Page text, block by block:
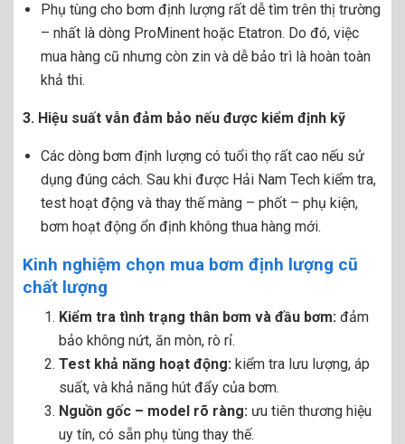
Phụ tùng cho bơm định lượng rất dễ tìm trên thị trường
– nhất là dòng ProMinent hoặc Etatron. Do đó, việc
mua hàng cũ nhưng còn zin và dễ bảo trì là hoàn toàn
khả thi.
3. Hiệu suất vẫn đảm bảo nếu được kiểm định kỹ
Các dòng bơm định lượng có tuổi thọ rất cao nếu sử
dụng đúng cách. Sau khi được Hải Nam Tech kiểm tra,
test hoạt động và thay thế màng – phốt – phụ kiện,
bơm hoạt động ổn định không thua hàng mới.
Kinh nghiệm chọn mua bơm định lượng cũ
chất lượng
Kiểm tra tình trạng thân bơm và đầu bơm: đảm
bảo không nứt, ăn mòn, rò rỉ.
Test khả năng hoạt động: kiểm tra lưu lượng, áp
suất, và khả năng hút đẩy của bơm.
Nguồn gốc – model rõ ràng: ưu tiên thương hiệu
uy tín, có sẵn phụ tùng thay thế.